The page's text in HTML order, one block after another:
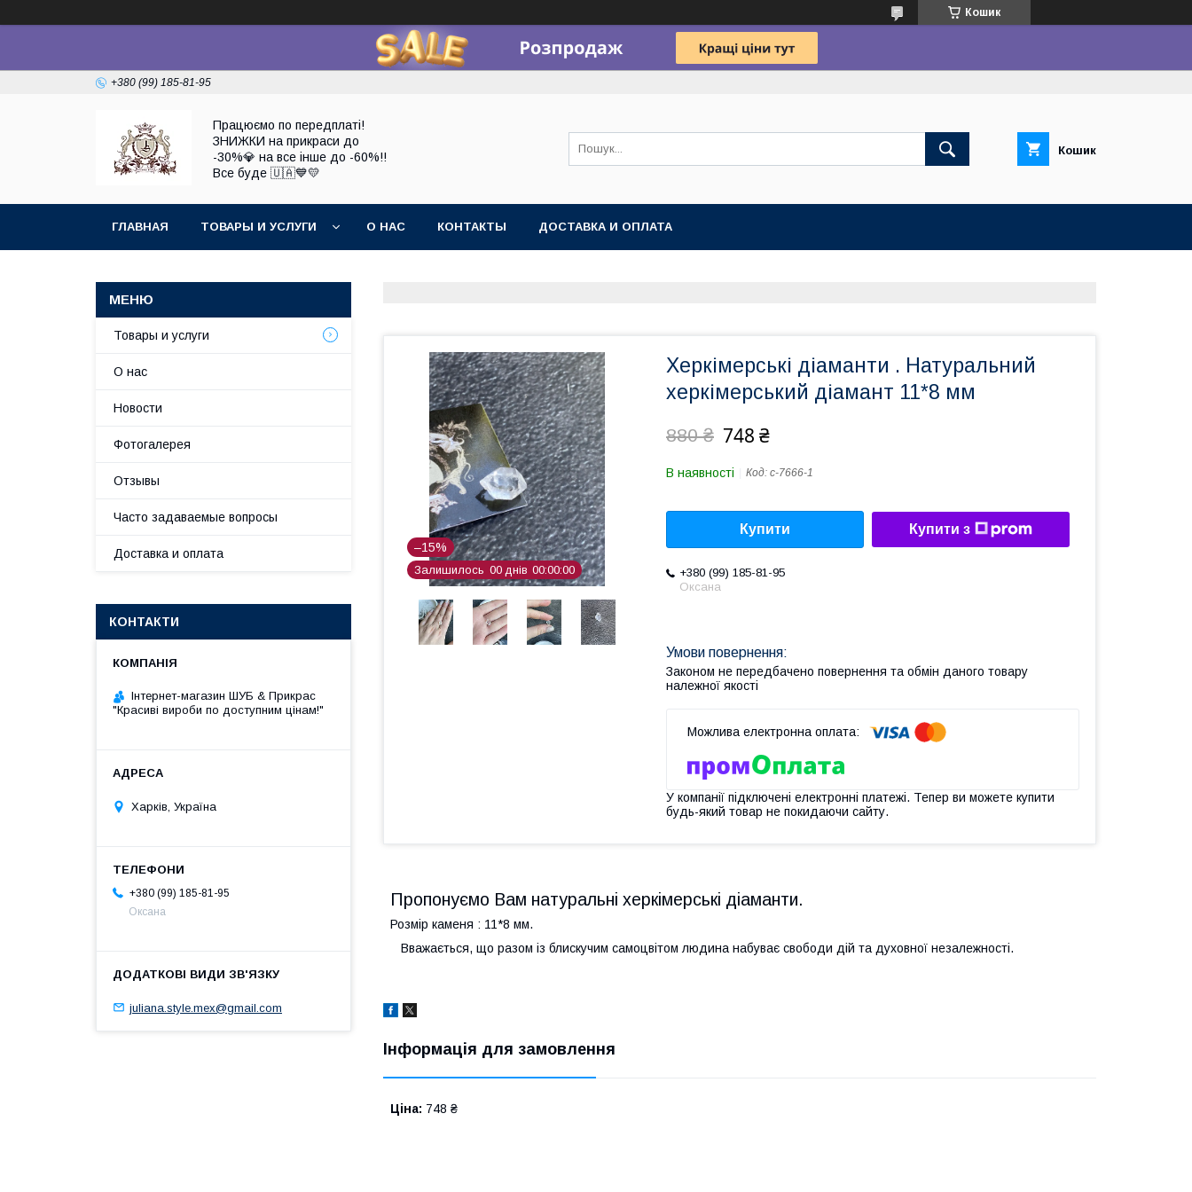
Кошик
+380 (99) 185-81-95
Працюємо по передплаті!
ЗНИЖКИ на прикраси до
-30%💎 на все інше до -60%!!
Все буде 🇺🇦💙💛
Кошик
ГЛАВНАЯ ТОВАРЫ И УСЛУГИ О НАС КОНТАКТЫ ДОСТАВКА И ОПЛАТА
–15%
Залишилось 00 днів 00 00 00
Херкімерські діаманти . Натуральний
херкімерський діамант 11*8 мм
880 ₴ 748 ₴
В наявності Код: с-7666-1
Купити Купити з
+380 (99) 185-81-95
Оксана
Законом не передбачено повернення та обмін даного товару
належної якості
У компанії підключені електронні платежі. Тепер ви можете купити
будь-який товар не покидаючи сайту.
Пропонуємо Вам натуральні херкімерські діаманти.
Розмір каменя : 11*8 мм.
Вважається, що разом із блискучим самоцвітом людина набуває свободи дій та духовної незалежності.
Інформація для замовлення
Ціна: 748 ₴
Товары и услуги
О нас
Новости
Фотогалерея
Отзывы
Часто задаваемые вопросы
Доставка и оплата
КОНТАКТИ
Інтернет-магазин ШУБ & Прикрас
"Красиві вироби по доступним цінам!"
Харків, Україна
+380 (99) 185-81-95
Оксана
juliana.style.mex@gmail.com